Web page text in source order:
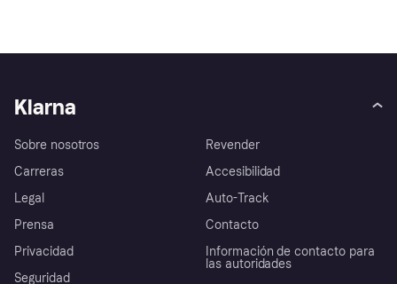
Klarna
Sobre nosotros
Carreras
Legal
Prensa
Privacidad
Seguridad
Revender
Accesibilidad
Auto-Track
Contacto
Información de contacto para
las autoridades